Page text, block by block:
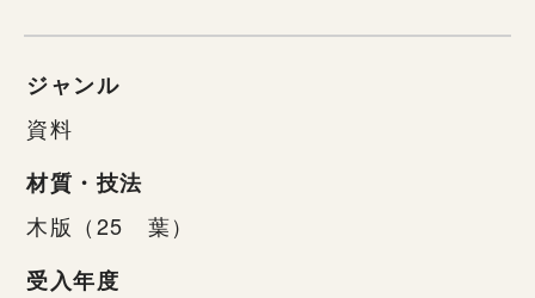
ジャンル
資料
材質・技法
木版（25 葉）
受入年度